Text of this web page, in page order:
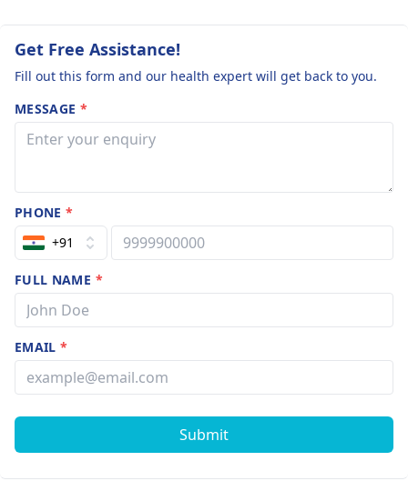
Get Free Assistance!
Fill out this form and our health expert will get back to you.
MESSAGE *
PHONE*
+91
FULL NAME *
EMAIL*
Submit